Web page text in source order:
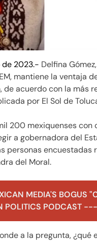
de 2023.- Delfina
mantiene la
de acuerdo con la más
por El Sol de
200 mexiquenses con
a gobernadora del
personas encuestadas
del Moral.
MEDIA'S BOGUS
POLITICS PODCAST
a la pregunta,